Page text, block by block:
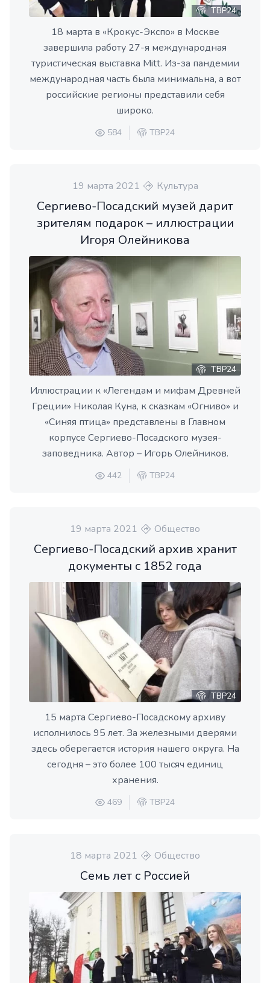
ТВР24
18 марта в «Крокус-Экспо» в Москве
завершила работу 27-я международная
туристическая выставка Mitt. Из-за пандемии
международная часть была минимальна, а вот
российские регионы представили себя
широко.
584 ТВР24
19 марта 2021 Культура
Сергиево-Посадский музей дарит
зрителям подарок – иллюстрации
Игоря Олейникова
ТВР24
Иллюстрации к «Легендам и мифам Древней
Греции» Николая Куна, к сказкам «Огниво» и
«Синяя птица» представлены в Главном
корпусе Сергиево-Посадского музея-
заповедника. Автор – Игорь Олейников.
442 ТВР24
19 марта 2021 Общество
Сергиево-Посадский архив хранит
документы с 1852 года
ТВР24
15 марта Сергиево-Посадскому архиву
исполнилось 95 лет. За железными дверями
здесь оберегается история нашего округа. На
сегодня – это более 100 тысяч единиц
хранения.
469 ТВР24
18 марта 2021 Общество
Семь лет с Россией